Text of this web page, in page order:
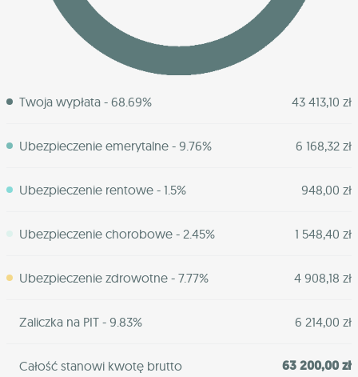
Twoja wypłata - 68.69% 43 413,10 zł
Ubezpieczenie emerytalne - 9.76% 6 168,32 zł
Ubezpieczenie rentowe - 1.5% 948,00 zł
Ubezpieczenie chorobowe - 2.45% 1 548,40 zł
Ubezpieczenie zdrowotne - 7.77% 4 908,18 zł
Zaliczka na PIT - 9.83% 6 214,00 zł
Całość stanowi kwotę brutto 63 200,00 zł